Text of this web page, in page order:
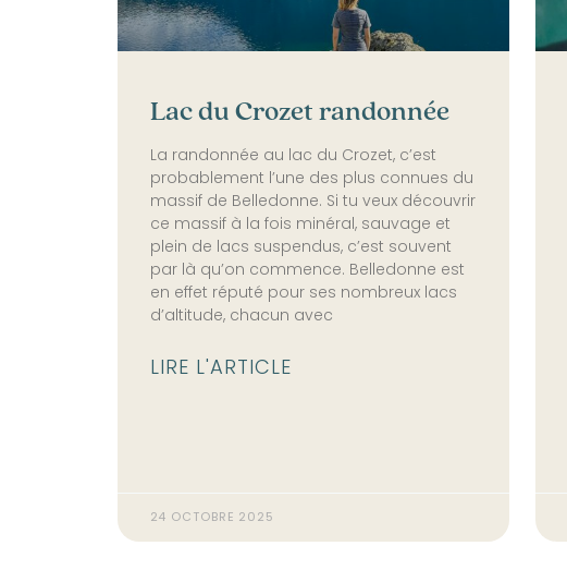
Lac du Crozet randonnée
La randonnée au lac du Crozet, c’est
probablement l’une des plus connues du
massif de Belledonne. Si tu veux découvrir
ce massif à la fois minéral, sauvage et
plein de lacs suspendus, c’est souvent
par là qu’on commence. Belledonne est
en effet réputé pour ses nombreux lacs
d’altitude, chacun avec
LIRE L'ARTICLE
24 OCTOBRE 2025